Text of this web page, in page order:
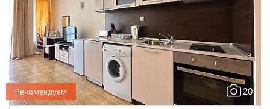
20
Рекомендуем